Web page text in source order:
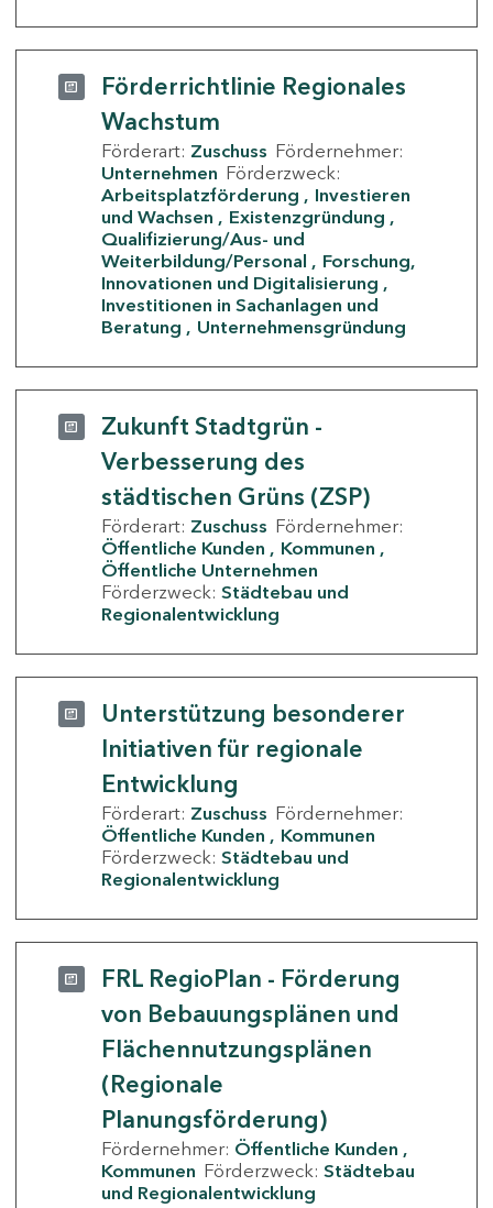
Förderrichtlinie Regionales
Wachstum
Förderart: Zuschuss Fördernehmer:
Unternehmen Förderzweck:
Arbeitsplatzförderung
Investieren
und Wachsen
Existenzgründung
Qualifizierung/Aus- und
Weiterbildung/Personal
Forschung,
Innovationen und Digitalisierung
Investitionen in Sachanlagen und
Beratung
Unternehmensgründung
Zukunft Stadtgrün -
Verbesserung des
städtischen Grüns (ZSP)
Förderart: Zuschuss Fördernehmer:
Öffentliche Kunden
Kommunen
Öffentliche Unternehmen
Förderzweck: Städtebau und
Regionalentwicklung
Unterstützung besonderer
Initiativen für regionale
Entwicklung
Förderart: Zuschuss Fördernehmer:
Öffentliche Kunden
Kommunen
Förderzweck: Städtebau und
Regionalentwicklung
FRL RegioPlan - Förderung
von Bebauungsplänen und
Flächennutzungsplänen
(Regionale
Planungsförderung)
Fördernehmer: Öffentliche Kunden
Kommunen Förderzweck: Städtebau
und Regionalentwicklung